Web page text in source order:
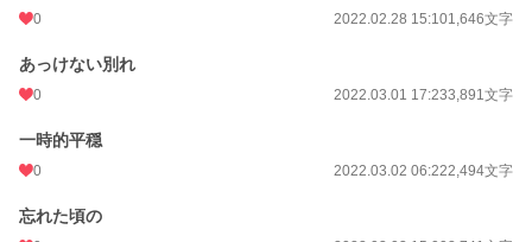
0 2022.02.28 15:101,646文字
あっけない別れ
0 2022.03.01 17:233,891文字
一時的平穏
0 2022.03.02 06:222,494文字
忘れた頃の